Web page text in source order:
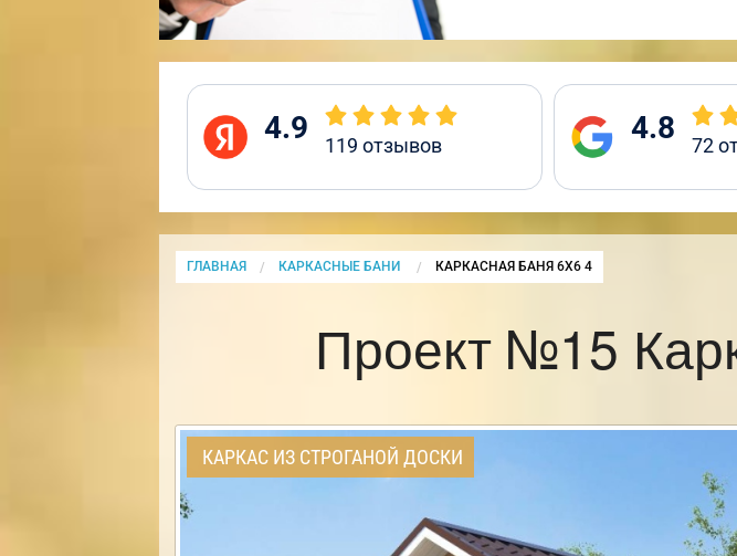
4.9 119 отзывов 4.8 72
ГЛАВНАЯ КАРКАСНЫЕ БАНИ CURRENT:
КАРКАСНАЯ БАНЯ 6Х6 4
Проект №15
КАРКАС ИЗ СТРОГАНОЙ ДОСКИ